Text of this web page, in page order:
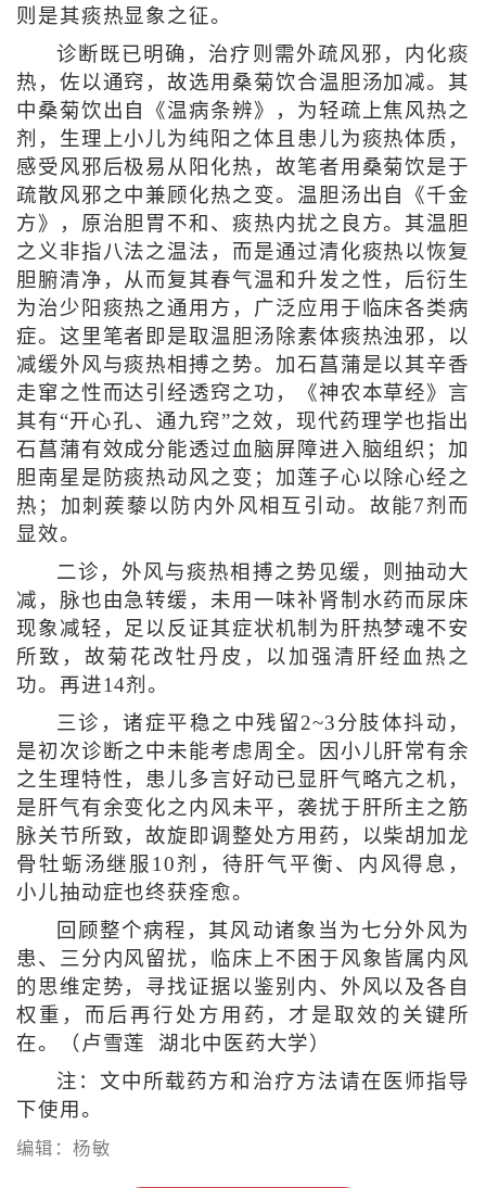
则是其痰热显象之征。
诊断既已明确，治疗则需外疏风邪，内化痰
热，佐以通窍，故选用桑菊饮合温胆汤加减。其
中桑菊饮出自《温病条辨》，为轻疏上焦风热之
剂，生理上小儿为纯阳之体且患儿为痰热体质，
感受风邪后极易从阳化热，故笔者用桑菊饮是于
疏散风邪之中兼顾化热之变。温胆汤出自《千金
方》，原治胆胃不和、痰热内扰之良方。其温胆
之义非指八法之温法，而是通过清化痰热以恢复
胆腑清净，从而复其春气温和升发之性，后衍生
为治少阳痰热之通用方，广泛应用于临床各类病
症。这里笔者即是取温胆汤除素体痰热浊邪，以
减缓外风与痰热相搏之势。加石菖蒲是以其辛香
走窜之性而达引经透窍之功，《神农本草经》言
其有“开心孔、通九窍”之效，现代药理学也指出
石菖蒲有效成分能透过血脑屏障进入脑组织；加
胆南星是防痰热动风之变；加莲子心以除心经之
热；加刺蒺藜以防内外风相互引动。故能7剂而
显效。
二诊，外风与痰热相搏之势见缓，则抽动大
减，脉也由急转缓，未用一味补肾制水药而尿床
现象减轻，足以反证其症状机制为肝热梦魂不安
所致，故菊花改牡丹皮，以加强清肝经血热之
功。再进14剂。
三诊，诸症平稳之中残留2~3分肢体抖动，
是初次诊断之中未能考虑周全。因小儿肝常有余
之生理特性，患儿多言好动已显肝气略亢之机，
是肝气有余变化之内风未平，袭扰于肝所主之筋
脉关节所致，故旋即调整处方用药，以柴胡加龙
骨牡蛎汤继服10剂，待肝气平衡、内风得息，
小儿抽动症也终获痊愈。
回顾整个病程，其风动诸象当为七分外风为
患、三分内风留扰，临床上不困于风象皆属内风
的思维定势，寻找证据以鉴别内、外风以及各自
权重，而后再行处方用药，才是取效的关键所
在。（卢雪莲 湖北中医药大学）
注：文中所载药方和治疗方法请在医师指导
下使用。
编辑：杨敏